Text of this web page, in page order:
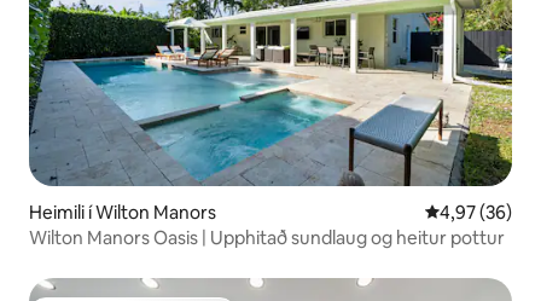
Heimili í Wilton Manors 4,97 af 5 í
4,97 (36)
Wilton Manors Oasis | Upphitað sundlaug og heitur pottur